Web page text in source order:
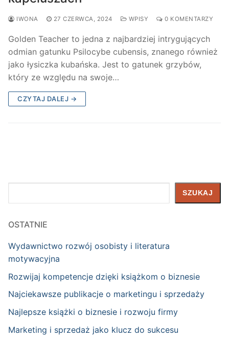
IWONA 27 CZERWCA, 2024 WPISY 0 KOMENTARZY
Golden Teacher to jedna z najbardziej intrygujących
odmian gatunku Psilocybe cubensis, znanego również
jako łysiczka kubańska. Jest to gatunek grzybów,
który ze względu na swoje…
CZYTAJ DALEJ →
SZUKAJ
OSTATNIE
Wydawnictwo rozwój osobisty i literatura
motywacyjna
Rozwijaj kompetencje dzięki książkom o biznesie
Najciekawsze publikacje o marketingu i sprzedaży
Najlepsze książki o biznesie i rozwoju firmy
Marketing i sprzedaż jako klucz do sukcesu